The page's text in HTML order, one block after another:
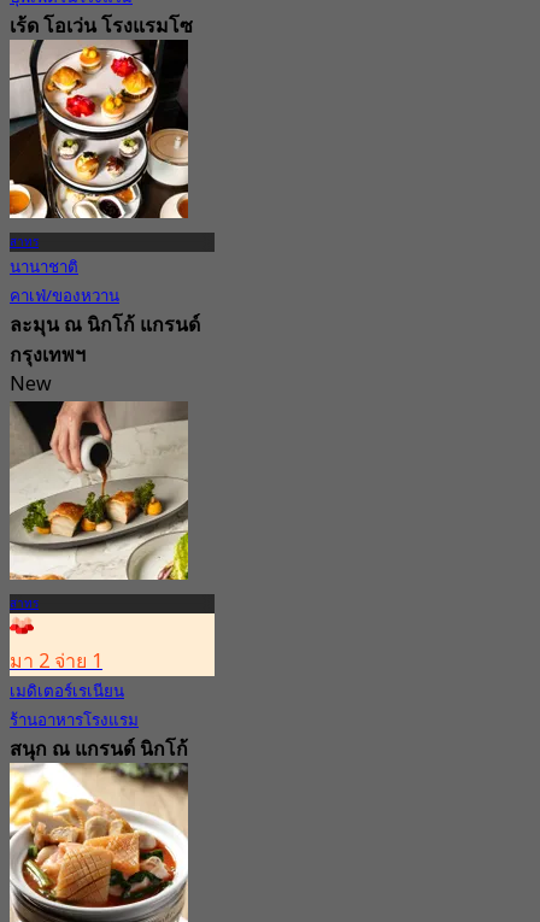
เร้ด โอเว่น โรงแรมโซ
แบงคอก
4.6
15.8K การจอง
จาก฿ 800
สาทร
นานาชาติ
คาเฟ่/ของหวาน
ละมุน ณ นิกโก้ แกรนด์
กรุงเทพฯ
New
5.0
จาก฿ 1,120
สาทร
มา 2 จ่าย 1
เมดิเตอร์เรเนียน
ร้านอาหารโรงแรม
สนุก ณ แกรนด์ นิกโก้
กรุงเทพฯ สาทร
New
4.8
จาก฿ 550